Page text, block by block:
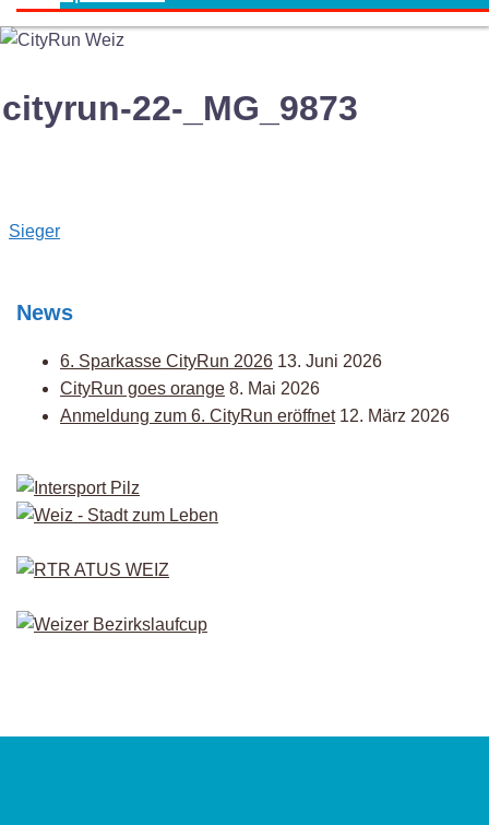
cityrun-22-_MG_9873
Post
Sieger
News
6. Sparkasse CityRun 2026 13. Juni 2026
CityRun goes orange 8. Mai 2026
Anmeldung zum 6. CityRun eröffnet 12. März 2026